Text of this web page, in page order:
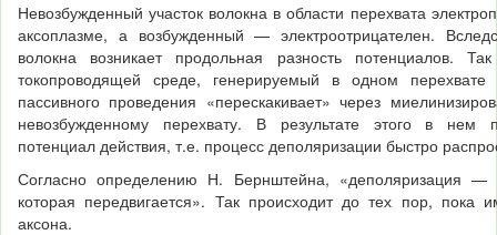
Невозбужденный участок волокна в области перехвата
аксоплазме, а возбужденный — электроотрицателен.
волокна возникает продольная разность потенциалов.
токопроводящей среде, генери­руемый в одном перехвате
пассивного проведения «перескакивает» через
невозбуж­денному перехвату. В результате этого в нем
потенциал действия, т.е. процесс деполяризации быстро
Согласно определению Н. Бернштейна, «деполяризация
которая передвигается». Так происходит до тех пор, пока
аксона.